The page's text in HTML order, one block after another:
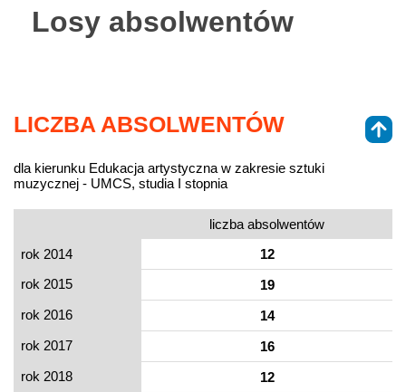
Losy absolwentów
LICZBA ABSOLWENTÓW
dla kierunku Edukacja artystyczna w zakresie sztuki
muzycznej - UMCS, studia I stopnia
liczba absolwentów
rok 2014
12
rok 2015
19
rok 2016
14
rok 2017
16
rok 2018
12